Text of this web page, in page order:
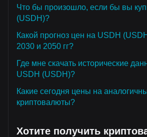
Что бы произошло, если бы вы
(USDH)?
Какой прогноз цен на USDH
2030 и 2050 гг?
Где мне скачать исторические
USDH (USDH)?
Какие сегодня цены на
криптовалюты?
Хотите получить